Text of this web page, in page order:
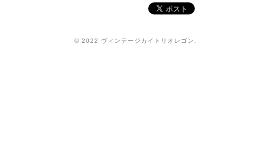
© 2022 ヴィンテージカイトリオレゴン.